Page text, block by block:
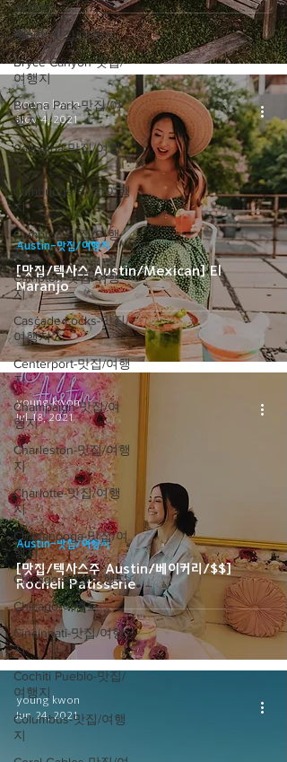
여행지
Bronx-맛집/여행지
Bryce Canyon-맛집/
여행지
Buena Park-맛집/여
행지
Calipatria-맛집/여행
지
Cambridge-맛집/여행
지
Campton-맛집/여행
지
Campton-맛집/여행
지
Cascade Locks-맛집/
여행지
Centerport-맛집/여행
지
Champaign-맛집/여
행지
Charleston-맛집/여행
지
Charlotte-맛집/여행
지
Chattanooga-맛집/여
행지
Chicago-맛집/여행지
Chicago-이벤트
Cincinnati-맛집/여행
지
Cochiti Pueblo-맛집/
여행지
Columbus-맛집/여행
지
[맛집/텍사스 Austin/Mexican] El
Naranjo
Austin-맛집/여행지
young kwon
Nov 4, 2021
[맛집/텍사스주 Austin/베이커리/$$]
Rocheli Patisserie
Austin-맛집/여행지
young kwon
Jul 18, 2021
young kwon
Jun 24, 2021